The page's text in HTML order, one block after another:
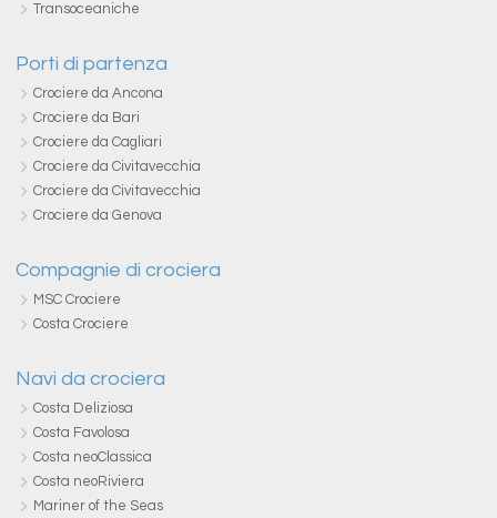
Transoceaniche
Porti di partenza
Crociere da Ancona
Crociere da Bari
Crociere da Cagliari
Crociere da Civitavecchia
Crociere da Civitavecchia
Crociere da Genova
Compagnie di crociera
MSC Crociere
Costa Crociere
Navi da crociera
Costa Deliziosa
Costa Favolosa
Costa neoClassica
Costa neoRiviera
Mariner of the Seas